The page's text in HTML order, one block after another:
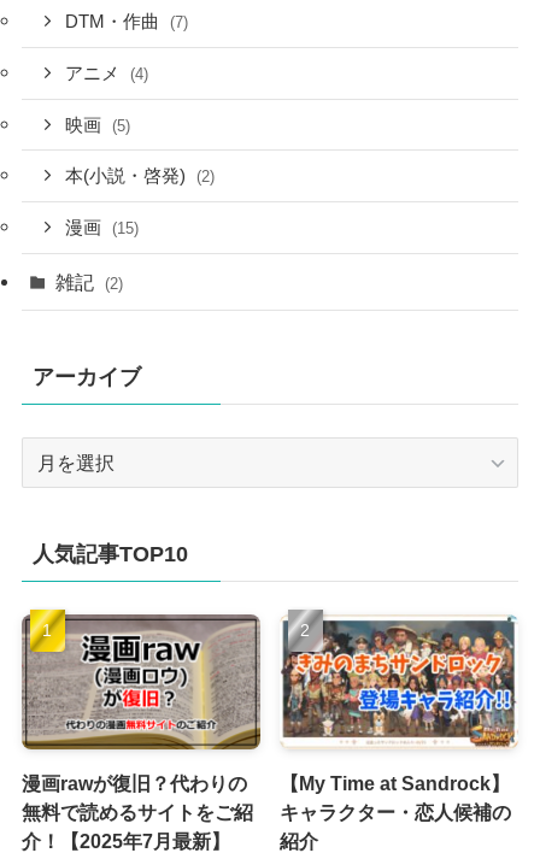
DTM・作曲 (7)
アニメ (4)
映画 (5)
本(小説・啓発) (2)
漫画 (15)
雑記 (2)
アーカイブ
ブ
人気記事TOP10
漫画rawが復旧？代わりの
無料で読めるサイトをご紹
介！【2025年7月最新】
【My Time at Sandrock】
キャラクター・恋人候補の
紹介